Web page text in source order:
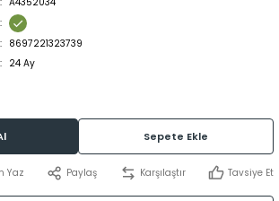
8697221323739
24 Ay
Sepete Ekle
Yaz Paylaş Karşılaştır Tavsiye Et